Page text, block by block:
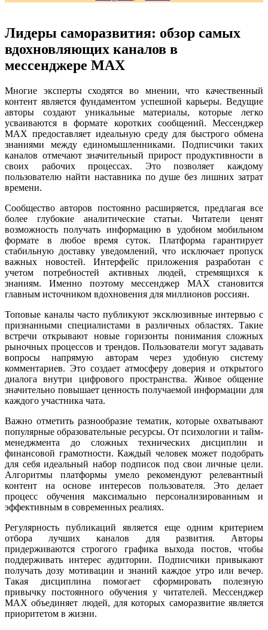
Лидеры саморазвития: обзор самых
вдохновляющих каналов в
мессенджере MAX
Многие эксперты сходятся во мнении, что качественный
контент является фундаментом успешной карьеры. Ведущие
авторы создают уникальные материалы, которые легко
усваиваются в формате коротких сообщений. Мессенджер
MAX предоставляет идеальную среду для быстрого обмена
знаниями между единомышленниками. Подписчики таких
каналов отмечают значительный прирост продуктивности в
своих рабочих процессах. Это позволяет каждому
пользователю найти наставника по душе без лишних затрат
времени.
Сообщество авторов постоянно расширяется, предлагая все
более глубокие аналитические статьи. Читатели ценят
возможность получать информацию в удобном мобильном
формате в любое время суток. Платформа гарантирует
стабильную доставку уведомлений, что исключает пропуск
важных новостей. Интерфейс приложения разработан с
учетом потребностей активных людей, стремящихся к
знаниям. Именно поэтому мессенджер MAX становится
главным источником вдохновения для миллионов россиян.
Топовые каналы часто публикуют эксклюзивные интервью с
признанными специалистами в различных областях. Такие
встречи открывают новые горизонты понимания сложных
рыночных процессов и трендов. Пользователи могут задавать
вопросы напрямую авторам через удобную систему
комментариев. Это создает атмосферу доверия и открытого
диалога внутри цифрового пространства. Живое общение
значительно повышает ценность получаемой информации для
каждого участника чата.
Важно отметить разнообразие тематик, которые охватывают
популярные образовательные ресурсы. От психологии и тайм-
менеджмента до сложных технических дисциплин и
финансовой грамотности. Каждый человек может подобрать
для себя идеальный набор подписок под свои личные цели.
Алгоритмы платформы умело рекомендуют релевантный
контент на основе интересов пользователя. Это делает
процесс обучения максимально персонализированным и
эффективным в современных реалиях.
Регулярность публикаций является еще одним критерием
отбора лучших каналов для развития. Авторы
придерживаются строгого графика выхода постов, чтобы
поддерживать интерес аудитории. Подписчики привыкают
получать дозу мотивации и знаний каждое утро или вечер.
Такая дисциплина помогает сформировать полезную
привычку постоянного обучения у читателей. Мессенджер
MAX объединяет людей, для которых саморазвитие является
приоритетом в жизни.